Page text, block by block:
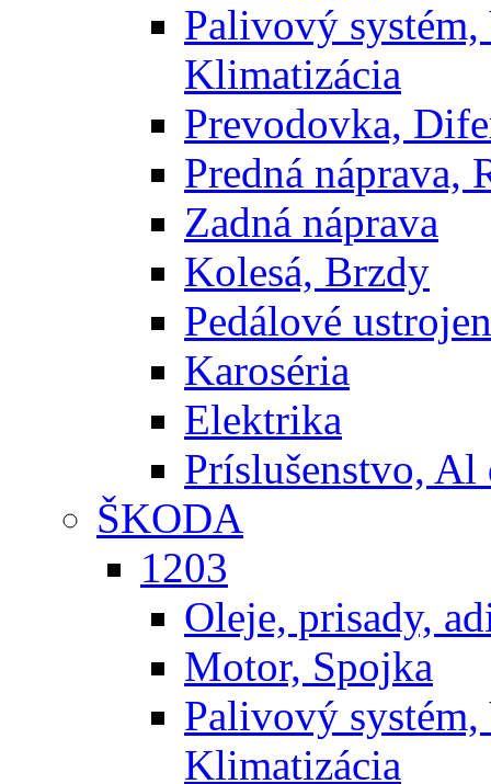
Palivový
Klimatizácia
Prevodovka,
Predná náprava,
Zadná náprava
Kolesá, Brzdy
Pedálové
Karoséria
Elektrika
Príslušenstvo, Al
ŠKODA
1203
Oleje, prisady,
Motor, Spojka
Palivový
Klimatizácia